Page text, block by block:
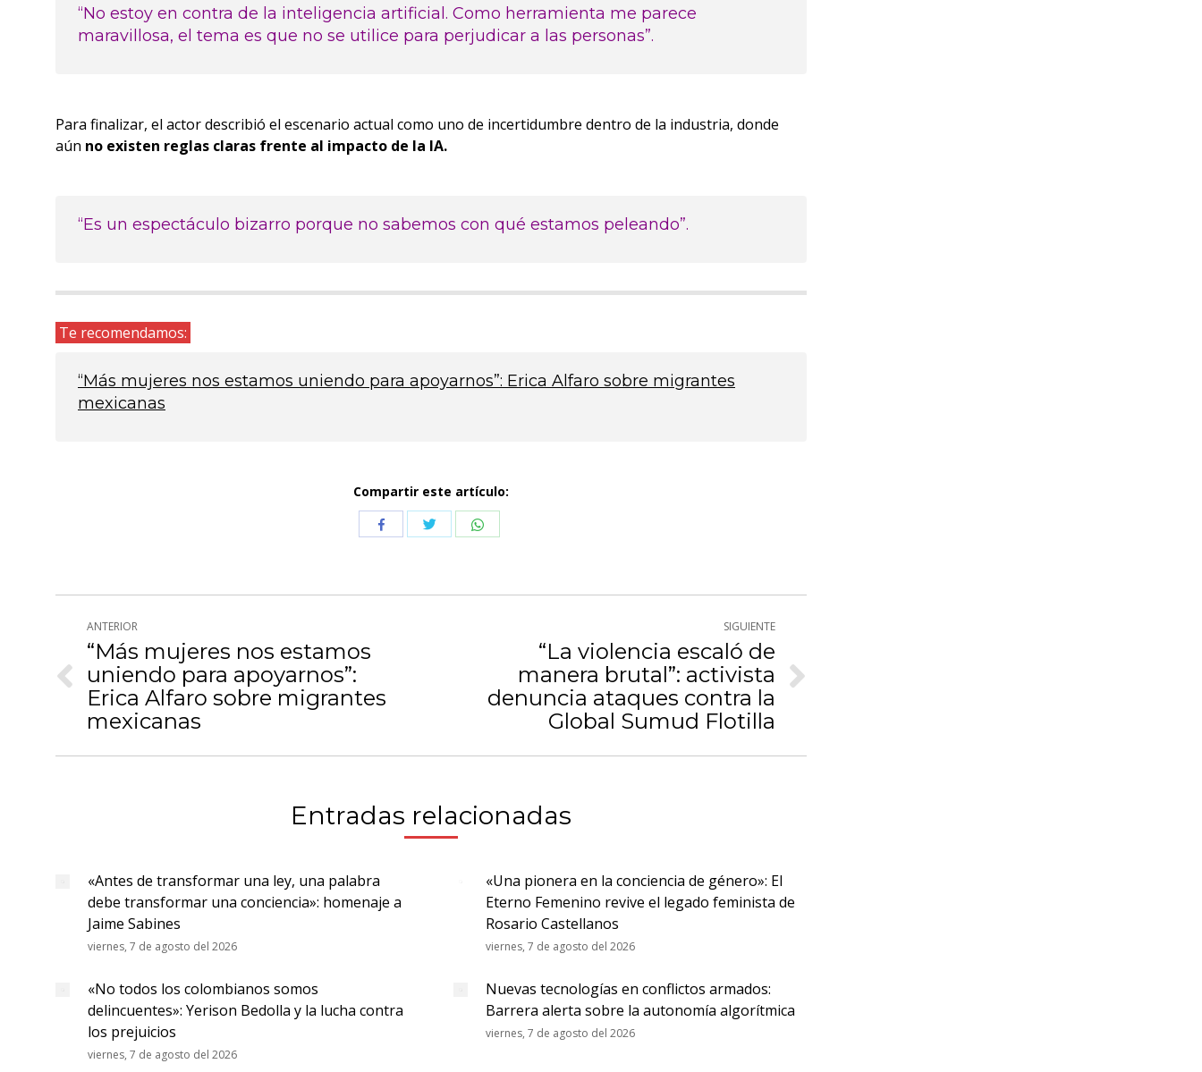
“No estoy en contra de la inteligencia artificial. Como herramienta me parece
maravillosa, el tema es que no se utilice para perjudicar a las personas”.
Para finalizar, el actor describió el escenario actual como uno de incertidumbre dentro de la industria, donde
aún no existen reglas claras frente al impacto de la IA.
“Es un espectáculo bizarro porque no sabemos con qué estamos peleando”.
Te recomendamos:
“Más mujeres nos estamos uniendo para apoyarnos”: Erica Alfaro sobre migrantes
mexicanas
Compartir este artículo:
CompartirCompartirCompartir
Navegación
entre
publicaciones
ANTERIOR
Publicación
anterior:
“Más mujeres nos estamos
uniendo para apoyarnos”:
Erica Alfaro sobre migrantes
mexicanas
SIGUIENTE
Publicación
siguiente:
“La violencia escaló de
manera brutal”: activista
denuncia ataques contra la
Global Sumud Flotilla
Entradas relacionadas
«Antes de transformar una ley, una palabra
debe transformar una conciencia»: homenaje a
Jaime Sabines
viernes, 7 de agosto del 2026
«Una pionera en la conciencia de género»: El
Eterno Femenino revive el legado feminista de
Rosario Castellanos
viernes, 7 de agosto del 2026
«No todos los colombianos somos
delincuentes»: Yerison Bedolla y la lucha contra
los prejuicios
viernes, 7 de agosto del 2026
Nuevas tecnologías en conflictos armados:
Barrera alerta sobre la autonomía algorítmica
viernes, 7 de agosto del 2026